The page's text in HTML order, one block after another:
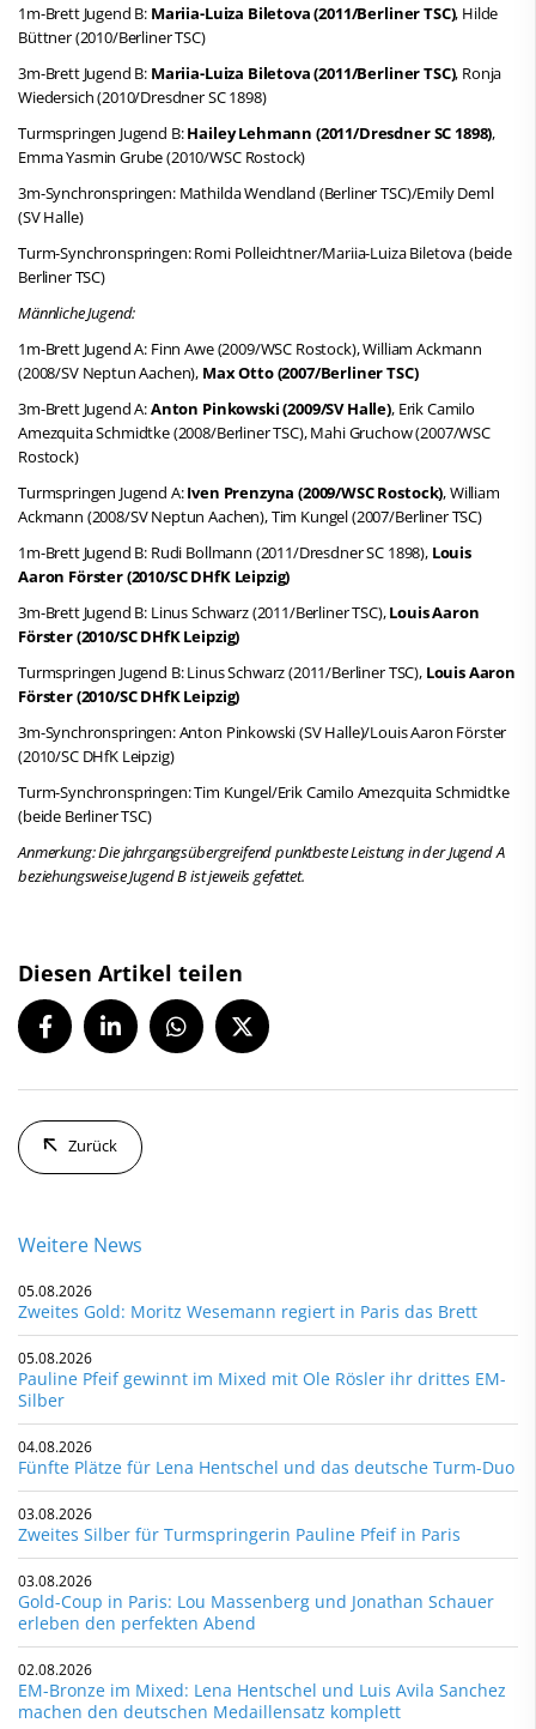
1m-Brett Jugend B: Mariia-Luiza Biletova (2011/Berliner TSC), Hilde
Büttner (2010/Berliner TSC)
3m-Brett Jugend B: Mariia-Luiza Biletova (2011/Berliner TSC), Ronja
Wiedersich (2010/Dresdner SC 1898)
Turmspringen Jugend B:Hailey Lehmann (2011/Dresdner SC 1898),
Emma Yasmin Grube (2010/WSC Rostock)
3m-Synchronspringen: Mathilda Wendland (Berliner TSC)/Emily Deml
(SV Halle)
Turm-Synchronspringen: Romi Polleichtner/Mariia-Luiza Biletova (beide
Berliner TSC)
Männliche Jugend:
1m-Brett Jugend A: Finn Awe (2009/WSC Rostock), William Ackmann
(2008/SV Neptun Aachen), Max Otto (2007/Berliner TSC)
3m-Brett Jugend A:Anton Pinkowski (2009/SV Halle), Erik Camilo
Amezquita Schmidtke (2008/Berliner TSC), Mahi Gruchow (2007/WSC
Rostock)
Turmspringen Jugend A:Iven Prenzyna (2009/WSC Rostock), William
Ackmann (2008/SV Neptun Aachen), Tim Kungel (2007/Berliner TSC)
1m-Brett Jugend B: Rudi Bollmann (2011/Dresdner SC 1898), Louis
Aaron Förster (2010/SC DHfK Leipzig)
3m-Brett Jugend B: Linus Schwarz (2011/Berliner TSC),Louis Aaron
Förster (2010/SC DHfK Leipzig)
Turmspringen Jugend B: Linus Schwarz (2011/Berliner TSC), Louis Aaron
Förster (2010/SC DHfK Leipzig)
3m-Synchronspringen: Anton Pinkowski (SV Halle)/Louis Aaron Förster
(2010/SC DHfK Leipzig)
Turm-Synchronspringen: Tim Kungel/Erik Camilo Amezquita Schmidtke
(beide Berliner TSC)
Anmerkung: Die jahrgangsübergreifend punktbeste Leistung in der Jugend A
beziehungsweise Jugend B ist jeweils gefettet.
Diesen Artikel teilen
Zurück
Weitere News
05.08.2026
Zweites Gold: Moritz Wesemann regiert in Paris das Brett
05.08.2026
Pauline Pfeif gewinnt im Mixed mit Ole Rösler ihr drittes EM-
Silber
04.08.2026
Fünfte Plätze für Lena Hentschel und das deutsche Turm-Duo
03.08.2026
Zweites Silber für Turmspringerin Pauline Pfeif in Paris
03.08.2026
Gold-Coup in Paris: Lou Massenberg und Jonathan Schauer
erleben den perfekten Abend
02.08.2026
EM-Bronze im Mixed: Lena Hentschel und Luis Avila Sanchez
machen den deutschen Medaillensatz komplett